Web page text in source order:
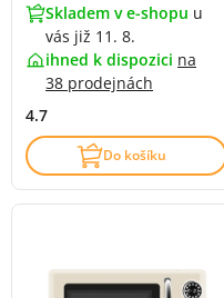
Skladem v e-shopu u
vás již 11. 8.
ihned k dispozici na
38 prodejnách
4.7
Do košíku